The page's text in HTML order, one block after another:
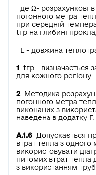
де Ω- розрахункові
погонного метра
при середній
tгр на глибині
L - довжина
1 tгр - визначається
для кожного регіону.
2 Методика
погонного метра
виконаних з
наведена в додатку Г.
А.1.6 Допускається
втрат тепла з одного
використовувати
питомих втрат тепла
з використанням